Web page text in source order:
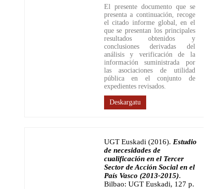
El presente documento que se
presenta a continuación, recoge
el citado informe global, en el
que se presentan los principales
resultados obtenidos y
conclusiones derivadas del
análisis y verificación de la
información suministrada por
las asociaciones de utilidad
pública en el conjunto de
expedientes revisados.
Deskargatu
UGT Euskadi (2016). Estudio
de necesidades de
cualificación en el Tercer
Sector de Acción Social en el
País Vasco (2013-2015).
Bilbao: UGT Euskadi, 127 p.